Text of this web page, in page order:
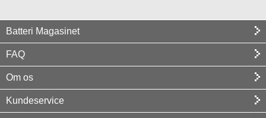
Batteri Magasinet
FAQ
Om os
Kundeservice